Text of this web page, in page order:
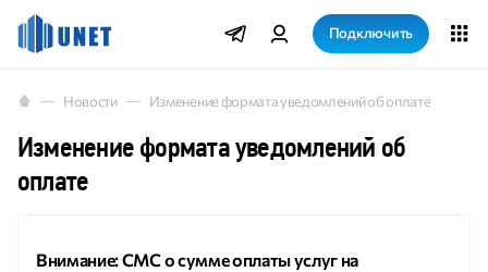
Подключить
Новости Изменение формата уведомлений об оплате
Изменение формата уведомлений об
оплате
Внимание: СМС о сумме оплаты услуг на